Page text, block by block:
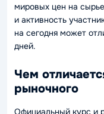
мировых цен на
и активность
на сегодня может
дней.
Чем
рыночного
Официальный курс и